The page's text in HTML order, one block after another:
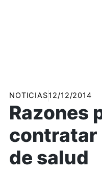
NOTICIAS12/12/2014
Razones
contratar
de salud